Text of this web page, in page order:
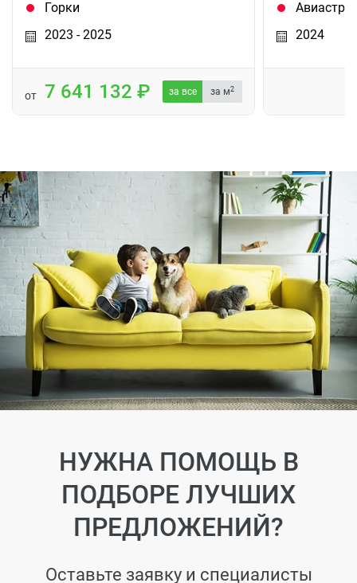
Горки
2023 - 2025
от 7 641 132 за все за м2
2024
НУЖНА ПОМОЩЬ В
ПОДБОРЕ ЛУЧШИХ
ПРЕДЛОЖЕНИЙ?
Оставьте заявку и специалисты